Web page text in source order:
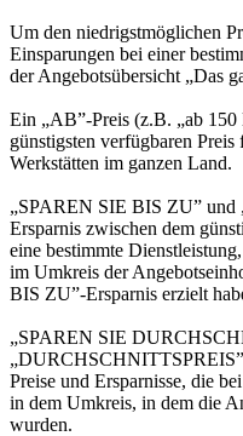
Um den niedrigstmöglichen
Einsparungen bei einer
der Angebotsübersicht „Das
Ein „AB”-Preis (z.B. „ab 150
günstigsten verfügbaren
Werkstätten im ganzen Land.
„SPAREN SIE BIS ZU”
Ersparnis zwischen dem
eine bestimmte
im Umkreis der
BIS ZU”-Ersparnis erzielt
„SPAREN SIE
Preise und Ersparnisse, die
in dem Umkreis, in dem die
wurden.